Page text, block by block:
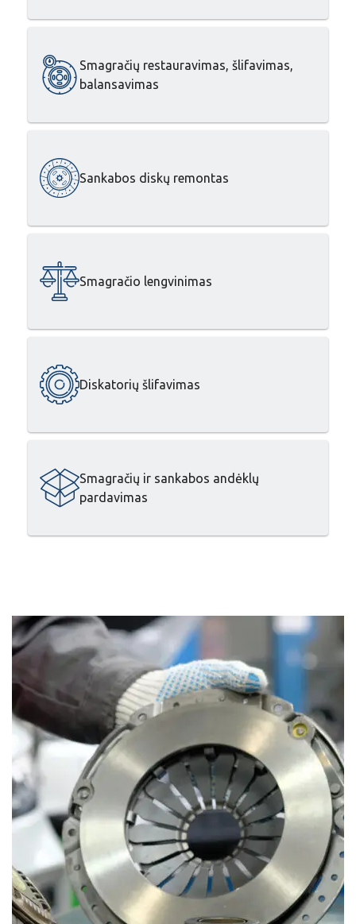
Smagračių restauravimas, šlifavimas,
balansavimas
Sankabos diskų remontas
Smagračio lengvinimas
Diskatorių šlifavimas
Smagračių ir sankabos andėklų
pardavimas